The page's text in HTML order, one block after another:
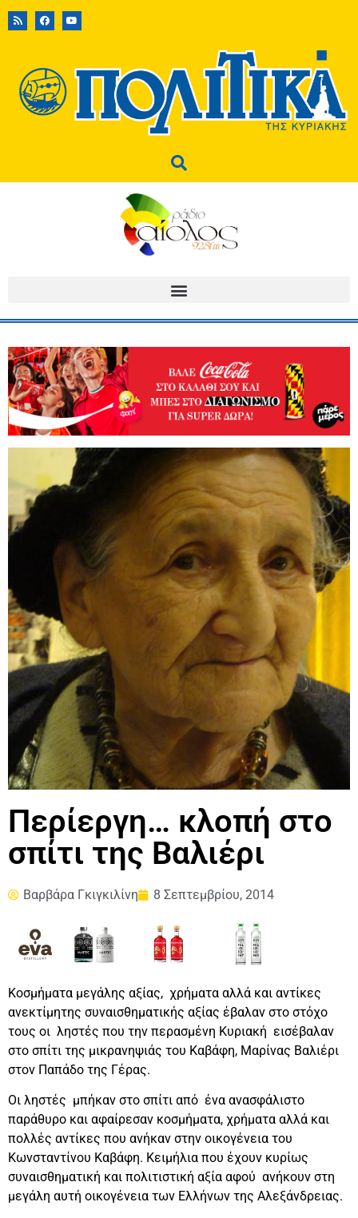
Περίεργη… κλοπή στο
σπίτι της Βαλιέρι
Βαρβάρα Γκιγκιλίνη 8 Σεπτεμβρίου, 2014
Κοσμήματα μεγάλης αξίας, χρήματα αλλά και αντίκες
ανεκτίμητης συναισθηματικής αξίας έβαλαν στο στόχο
τους οι ληστές που την περασμένη Κυριακή εισέβαλαν
στο σπίτι της μικρανηψιάς του Καβάφη, Μαρίνας Βαλιέρι
στον Παπάδο της Γέρας.
Οι ληστές μπήκαν στο σπίτι από ένα ανασφάλιστο
παράθυρο και αφαίρεσαν κοσμήματα, χρήματα αλλά και
πολλές αντίκες που ανήκαν στην οικογένεια του
Κωνσταντίνου Καβάφη. Κειμήλια που έχουν κυρίως
συναισθηματική και πολιτιστική αξία αφού ανήκουν στη
μεγάλη αυτή οικογένεια των Ελλήνων της Αλεξάνδρειας.